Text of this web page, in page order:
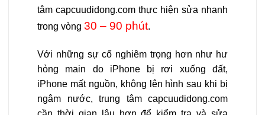
tâm capcuudidong.com thực hiện sửa nhanh
trong vòng 30 – 90 phút.
Với những sự cố nghiêm trọng hơn như hư
hỏng main do iPhone bị rơi xuống đất,
iPhone mất nguồn, không lên hình sau khi bị
ngâm nước, trung tâm capcuudidong.com